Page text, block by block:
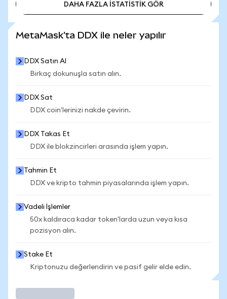
DAHA FAZLA İSTATİSTİK GÖR
MetaMask'ta DDX ile neler yapılır
DDX Satın Al
Birkaç dokunuşla satın alın.
DDX Sat
DDX coin'lerinizi nakde çevirin.
DDX Takas Et
DDX ile blokzincirleri arasında işlem yapın.
Tahmin Et
DDX ve kripto tahmin piyasalarında işlem yapın.
Vadeli İşlemler
50x kaldıraca kadar token'larda uzun veya kısa
pozisyon alın.
Stake Et
Kriptonuzu değerlendirin ve pasif gelir elde edin.